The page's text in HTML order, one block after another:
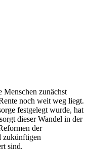
Menschen zunächst
noch weit weg liegt.
festgelegt wurde, hat
dieser Wandel in der
der
zukünftigen
sind.